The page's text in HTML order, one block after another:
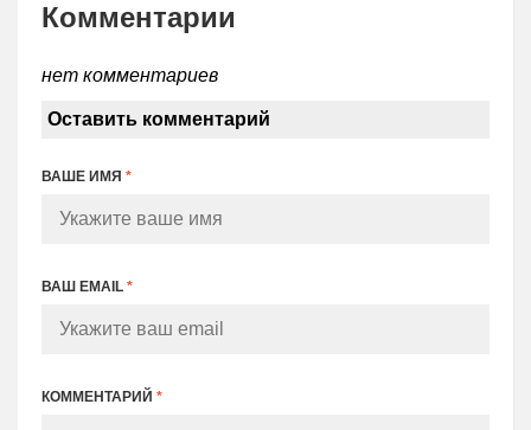
Комментарии
нет комментариев
Оставить комментарий
ВАШЕ ИМЯ *
ВАШ EMAIL *
КОММЕНТАРИЙ *